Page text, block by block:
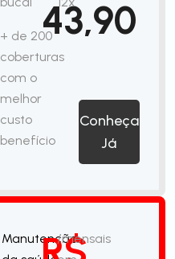
+ de 200
coberturas
com o
melhor
custo
benefício
43,90
Conheça
Já
Manutenção/mensais